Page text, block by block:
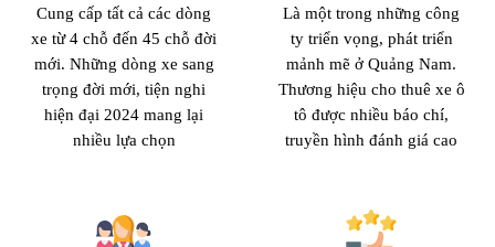
Cung cấp tất cả các dòng
xe từ 4 chỗ đến 45 chỗ đời
mới. Những dòng xe sang
trọng đời mới, tiện nghi
hiện đại 2024 mang lại
nhiều lựa chọn
Là một trong những công
ty triển vọng, phát triển
mảnh mẽ ở Quảng Nam.
Thương hiệu cho thuê xe ô
tô được nhiều báo chí,
truyền hình đánh giá cao